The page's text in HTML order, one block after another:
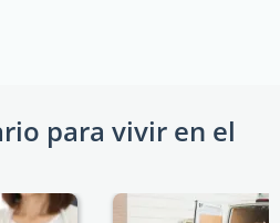
para vivir en el